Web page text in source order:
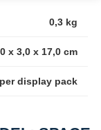
0,3 kg
x 3,0 x 17,0 cm
display pack